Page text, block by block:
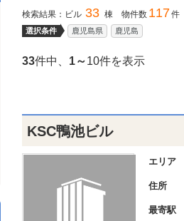
検索結果：ビル 33 棟 物件数 117件
選択条件 鹿児島県 鹿児島
33件中、 1～10件を表示
KSC鴨池ビル
エリア
住所
最寄駅